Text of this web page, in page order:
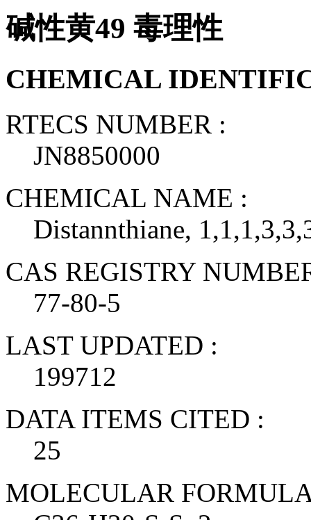
碱性黄49 毒理性
CHEMICAL
RTECS NUMBER :
JN8850000
CHEMICAL NAME :
Distannthiane,
CAS REGISTRY
77-80-5
LAST UPDATED :
199712
DATA ITEMS CITED :
25
MOLECULAR